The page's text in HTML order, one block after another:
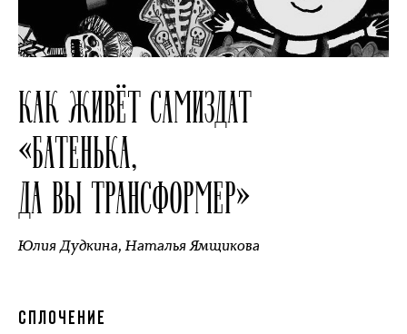
КАК ЖИВЁТ САМИЗДАТ
«БАТЕНЬКА,
ДА ВЫ ТРАНСФОРМЕР»
Юлия Дудкина,Наталья Ямщикова
СПЛОЧЕНИЕ